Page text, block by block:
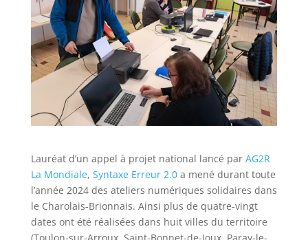
Lauréat d’un appel à projet national lancé par AG2R
La Mondiale, Syntaxe Erreur 2.0a mené durant toute
l’année 2024 des ateliers numériques solidaires dans
le Charolais-Brionnais. Ainsi plus de quatre-vingt
dates ont été réalisées dans huit villes du territoire